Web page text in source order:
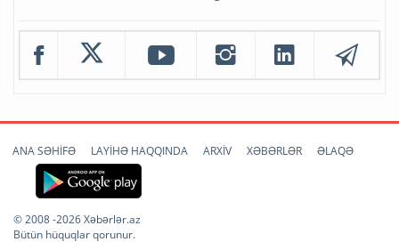
ANA SƏHİFƏ LAYİHƏ HAQQINDA ARXİV XƏBƏRLƏR ƏLAQƏ
© 2008 -2026 Xəbərlər.az
Bütün hüquqlar qorunur.